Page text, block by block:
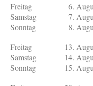
Freitag
Samstag
Sonntag
Freitag
Samstag
Sonntag
6.
7.
8.
13.
14.
15.